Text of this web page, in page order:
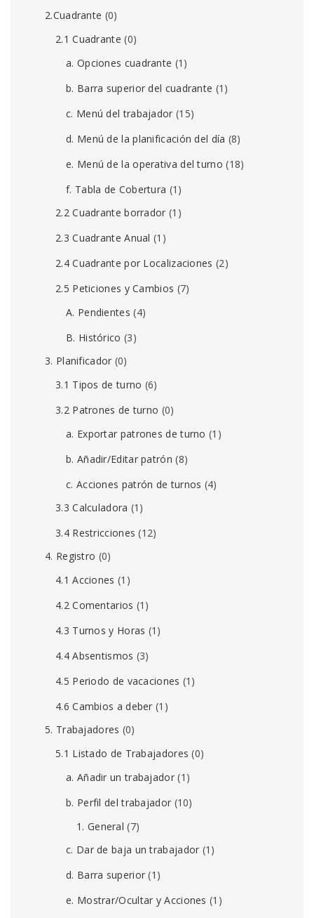
2.Cuadrante (0)
2.1 Cuadrante (0)
a. Opciones cuadrante (1)
b. Barra superior del cuadrante (1)
c. Menú del trabajador (15)
d. Menú de la planificación del día (8)
e. Menú de la operativa del turno (18)
f. Tabla de Cobertura (1)
2.2 Cuadrante borrador (1)
2.3 Cuadrante Anual (1)
2.4 Cuadrante por Localizaciones (2)
2.5 Peticiones y Cambios (7)
A. Pendientes (4)
B. Histórico (3)
3. Planificador (0)
3.1 Tipos de turno (6)
3.2 Patrones de turno (0)
a. Exportar patrones de turno (1)
b. Añadir/Editar patrón (8)
c. Acciones patrón de turnos (4)
3.3 Calculadora (1)
3.4 Restricciones (12)
4. Registro (0)
4.1 Acciones (1)
4.2 Comentarios (1)
4.3 Turnos y Horas (1)
4.4 Absentismos (3)
4.5 Periodo de vacaciones (1)
4.6 Cambios a deber (1)
5. Trabajadores (0)
5.1 Listado de Trabajadores (0)
a. Añadir un trabajador(1)
b. Perfil del trabajador (10)
1. General (7)
c. Dar de baja un trabajador (1)
d. Barra superior (1)
e. Mostrar/Ocultar y Acciones (1)